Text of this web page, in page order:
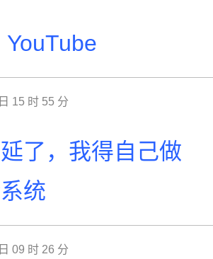
15 时 55 分
了，我得自己做
统
09 时 26 分